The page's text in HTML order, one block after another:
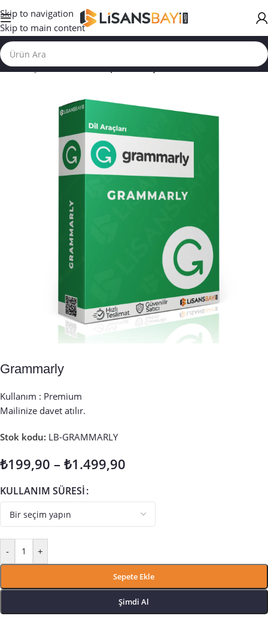
Skip to navigation
Skip to main content
Ana Sayfa/ YAPAY ZEKA | DİL ARAÇLARI
Grammarly
Kullanım : Premium
Mailinize davet atılır.
Stok kodu: LB-GRAMMARLY
₺199,90 – ₺1.499,90
KULLANIM SÜRESI
- +
Sepete Ekle
Şimdi Al